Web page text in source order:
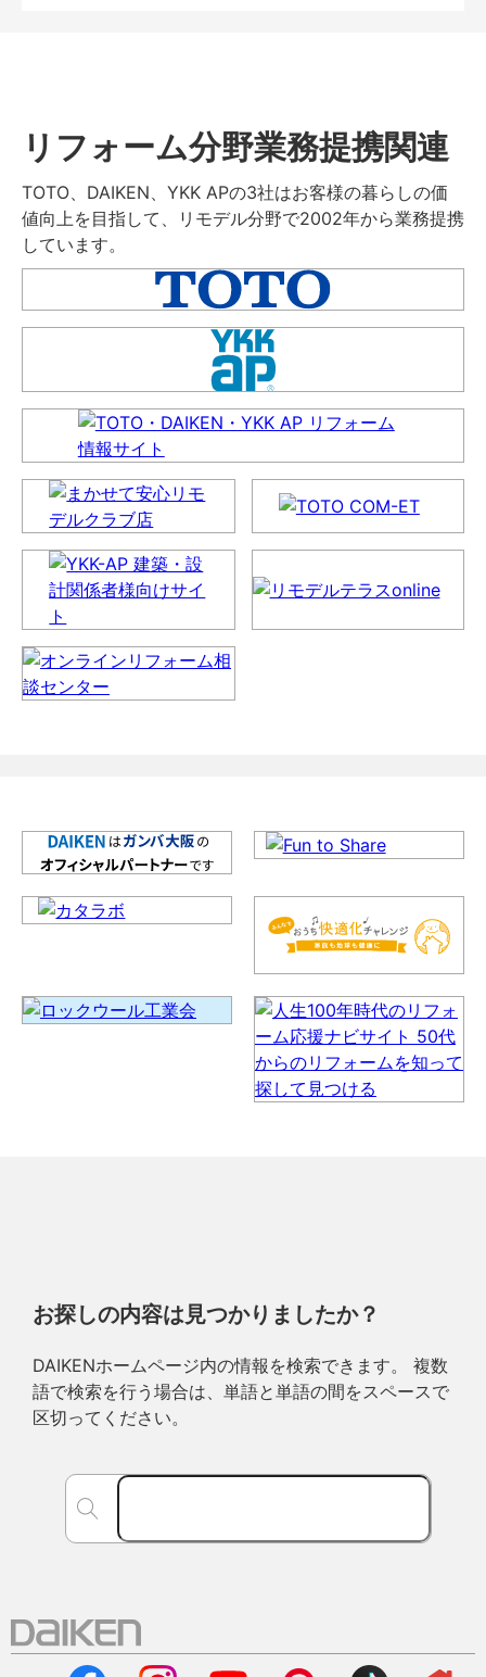
リフォーム分野業務提携関連
TOTO、DAIKEN、YKK APの3社はお客様の暮らしの価
値向上を目指して、リモデル分野で2002年から業務提携
しています。
お探しの内容は見つかりましたか？
DAIKENホームページ内の情報を検索できます。 複数
語で検索を行う場合は、単語と単語の間をスペースで
区切ってください。